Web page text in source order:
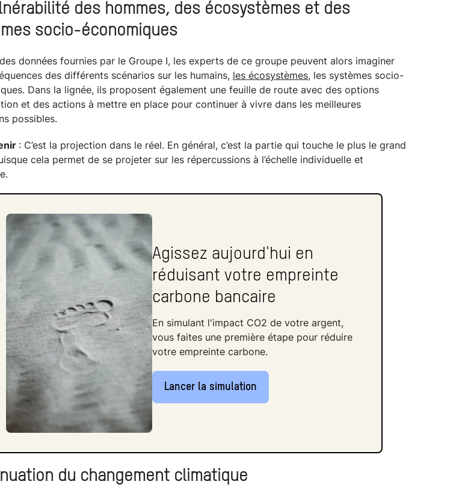
des hommes, des écosystèmes et des
socio-économiques
données fournies par le Groupe I, les experts de ce groupe peuvent alors imaginer
des différents scénarios sur les humains, les écosystèmes, les systèmes socio-
Dans la lignée, ils proposent également une feuille de route avec des options
et des actions à mettre en place pour continuer à vivre dans les meilleures
possibles.
: C’est la projection dans le réel. En général, c’est la partie qui touche le plus le grand
cela permet de se projeter sur les répercussions à l’échelle individuelle et
Agissez aujourd'hui en
réduisant votre empreinte
carbone bancaire
En simulant l'impact CO2 de votre argent,
vous faites une première étape pour réduire
votre empreinte carbone.
Lancer la simulation
du changement climatique